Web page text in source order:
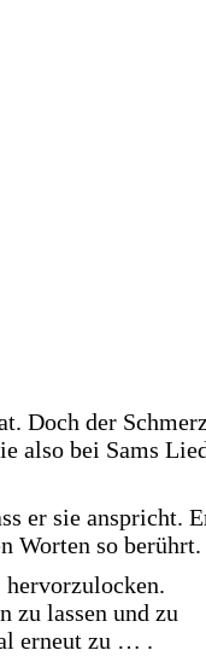
Doch der
also bei Sams
er sie anspricht.
Worten so berührt.
hervorzulocken.
zu lassen und zu
erneut zu … .